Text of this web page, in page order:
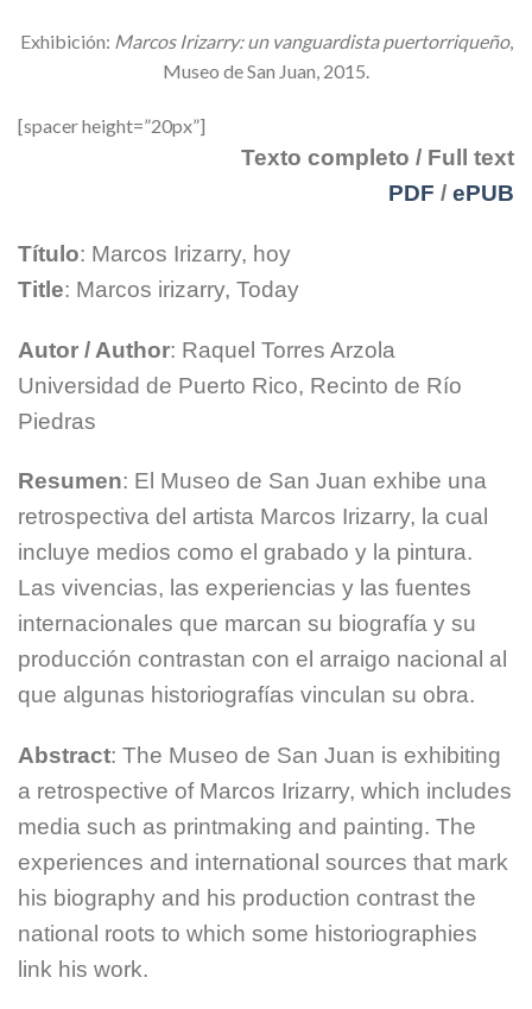
Exhibición: Marcos Irizarry: un vanguardista puertorriqueño,
Museo de San Juan, 2015.
[spacer height=”20px”]
Texto completo / Full text
PDF / ePUB
Título: Marcos Irizarry, hoy
Title: Marcos irizarry, Today
Autor / Author: Raquel Torres Arzola
Universidad de Puerto Rico, Recinto de Río
Piedras
Resumen: El Museo de San Juan exhibe una
retrospectiva del artista Marcos Irizarry, la cual
incluye medios como el grabado y la pintura.
Las vivencias, las experiencias y las fuentes
internacionales que marcan su biografía y su
producción contrastan con el arraigo nacional al
que algunas historiografías vinculan su obra.
Abstract: The Museo de San Juan is exhibiting
a retrospective of Marcos Irizarry, which includes
media such as printmaking and painting. The
experiences and international sources that mark
his biography and his production contrast the
national roots to which some historiographies
link his work.